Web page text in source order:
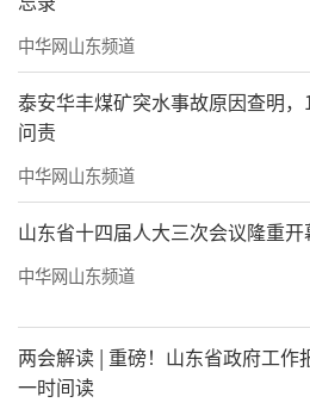
在推行TOD模式，但绿地
熟的那一个。出了南京南
城际空间站，到了徐州东
看到绿地集团四个大字。
地城际空间站，十多年间
省布局39座城际空间站，
中华网山东频道
泰安华丰煤矿突水事故原因查明
问责
中华网山东频道
山东省十四届人大三次会议隆重开
中华网山东频道
两会解读 | 重磅！山东省政府工作
一时间读